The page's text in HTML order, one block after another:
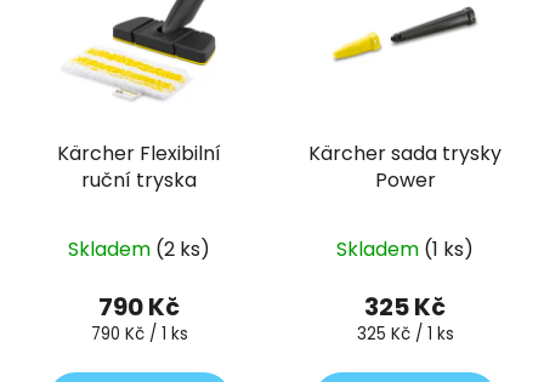
Kärcher Flexibilní
ruční tryska
Skladem (2 ks)
790 Kč
Měrná
790 Kč / 1 ks
Kärcher sada trysky
Power
Skladem (1 ks)
325 Kč
Měrná
325 Kč / 1 ks